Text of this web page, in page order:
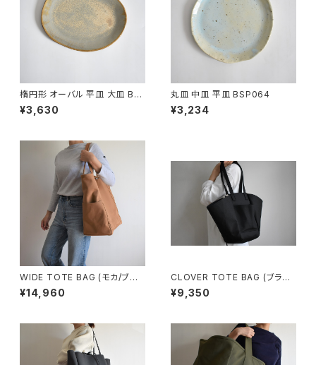
楕円形 オーバル 平皿 大皿 BS
P089
¥3,630
丸皿 中皿 平皿 BSP064
¥3,234
WIDE TOTE BAG (モカ/ブラ
ウン)
¥14,960
CLOVER TOTE BAG (ブラッ
ク)
¥9,350